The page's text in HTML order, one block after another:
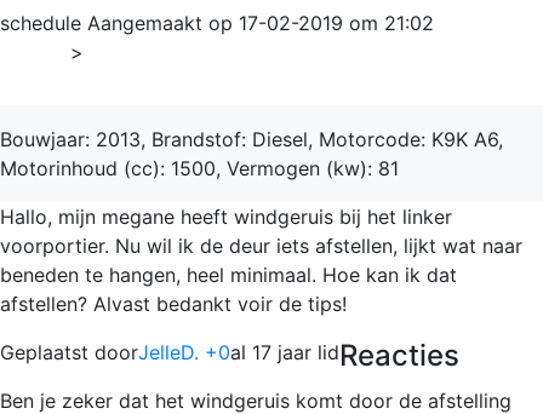
schedule Aangemaakt op 17-02-2019 om 21:02
>
Bouwjaar: 2013, Brandstof: Diesel, Motorcode: K9K A6,
Motorinhoud (cc): 1500, Vermogen (kw): 81
Hallo, mijn megane heeft windgeruis bij het linker
voorportier. Nu wil ik de deur iets afstellen, lijkt wat naar
beneden te hangen, heel minimaal. Hoe kan ik dat
afstellen? Alvast bedankt voir de tips!
Geplaatst doorJelleD. +0al 17 jaar lidReacties
Ben je zeker dat het windgeruis komt door de afstelling